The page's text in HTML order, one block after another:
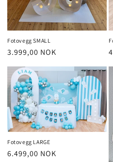
Fotovegg SMALL
Vanlig
3.999,00 NOK
Fotovegg LARGE
Vanlig
6.499,00 NOK